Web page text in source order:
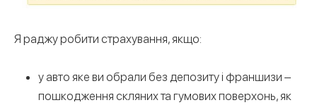
Я раджу робити страхування, якщо:
у авто яке ви обрали без депозиту і франшизи –
пошкодження скляних та гумових поверхонь, як